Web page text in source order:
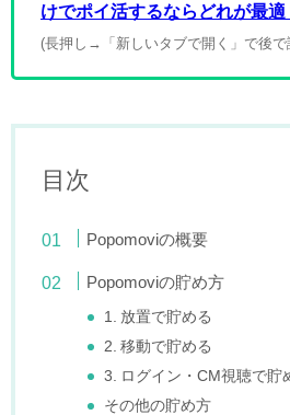
けでポイ活するならどれが最適
(長押し→「新しいタブで開く」で後で
目次
Popomoviの概要
Popomoviの貯め方
1. 放置で貯める
2. 移動で貯める
3. ログイン・CM視聴で貯
その他の貯め方